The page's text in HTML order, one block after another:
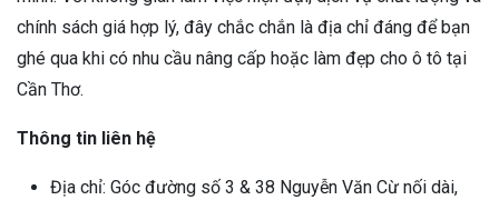
chính sách giá hợp lý, đây chắc chắn là địa chỉ đáng để bạn
ghé qua khi có nhu cầu nâng cấp hoặc làm đẹp cho ô tô tại
Cần Thơ.
Thông tin liên hệ
Địa chỉ: Góc đường số 3 & 38 Nguyễn Văn Cừ nối dài,